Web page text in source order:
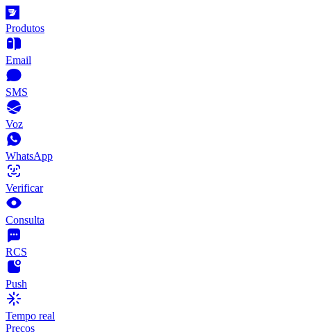
Produtos
Email
SMS
Voz
WhatsApp
Verificar
Consulta
RCS
Push
Tempo real
Preços